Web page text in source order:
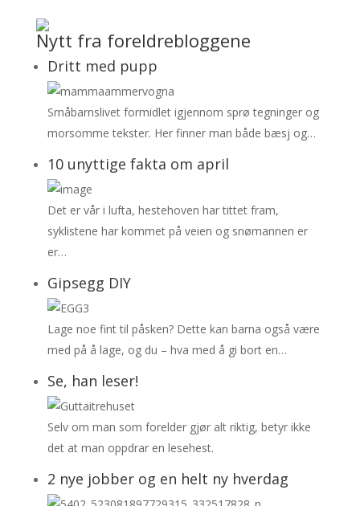
Nytt fra foreldrebloggene
Dritt med pupp
Småbarnslivet formidlet igjennom sprø tegninger og
morsomme tekster. Her finner man både bæsj og…
10 unyttige fakta om april
Det er vår i lufta, hestehoven har tittet fram,
syklistene har kommet på veien og snømannen er
er…
Gipsegg DIY
Lage noe fint til påsken? Dette kan barna også være
med på å lage, og du – hva med å gi bort en…
Se, han leser!
Selv om man som forelder gjør alt riktig, betyr ikke
det at man oppdrar en lesehest.
2 nye jobber og en helt ny hverdag